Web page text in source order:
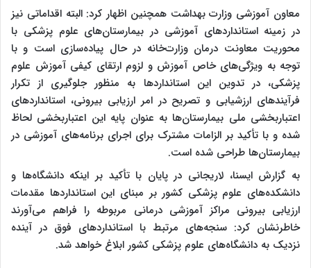
معاون آموزشی وزارت بهداشت همچنین اظهار کرد: البته اقداماتی نیز
در زمینه استانداردهای آموزشی در بیمارستان‌های علوم پزشکی با
محوریت معاونت درمان وزارت‌خانه در حال پیاده‌سازی است و با
توجه به ویژگی‌های خاص آموزش و لزوم ارتقای کیفی آموزش علوم
پزشکی، در تدوین این استانداردها به منظور جلوگیری از تکرار
فرآیندهای ارزشیابی و تصریح در امر ارزیابی بیرونی، استانداردهای
اعتباربخشی ملی بیمارستان‌ها به عنوان پایه این اعتباربخشی لحاظ
شده و با تأکید بر الزامات مشترک برای اجرای برنامه‌های آموزشی در
بیمارستان‌ها طراحی شده است.
به گزارش ایسنا، لاریجانی در پایان با تأکید بر اینکه دانشگاه‌ها و
دانشکده‌های علوم پزشکی کشور بر مبنای این استانداردها مقدمات
ارزیابی بیرونی مراکز آموزشی درمانی مربوطه را فراهم می‌آورند
خاطرنشان کرد: سنجه‌های مرتبط با استانداردهای فوق در آینده
نزدیک به دانشگاه‌های علوم پزشکی کشور ابلاغ خواهد شد.